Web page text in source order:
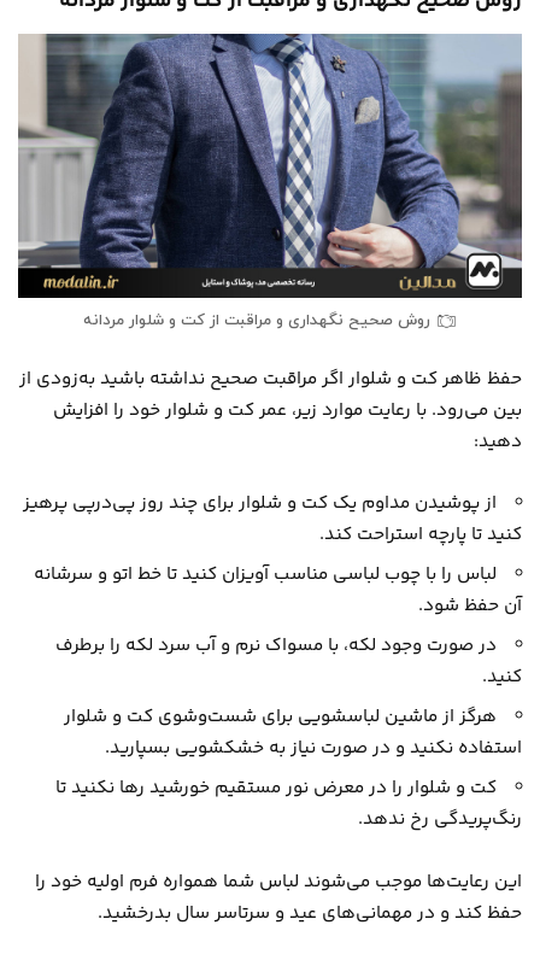
روش صحیح نگهداری و مراقبت از کت و شلوار مردانه
حفظ ظاهر کت و شلوار اگر مراقبت صحیح نداشته باشید به‌زودی از
بین می‌رود. با رعایت موارد زیر، عمر کت و شلوار خود را افزایش
دهید:
از پوشیدن مداوم یک کت و شلوار برای چند روز پی‌درپی پرهیز
کنید تا پارچه استراحت کند.
لباس را با چوب لباسی مناسب آویزان کنید تا خط اتو و سرشانه
آن حفظ شود.
در صورت وجود لکه، با مسواک نرم و آب سرد لکه را برطرف
کنید.
هرگز از ماشین لباسشویی برای شست‌وشوی کت و شلوار
استفاده نکنید و در صورت نیاز به خشکشویی بسپارید.
کت و شلوار را در معرض نور مستقیم خورشید رها نکنید تا
رنگ‌پریدگی رخ ندهد.
این رعایت‌ها موجب می‌شوند لباس شما همواره فرم اولیه خود را
حفظ کند و در مهمانی‌های عید و سرتاسر سال بدرخشید.